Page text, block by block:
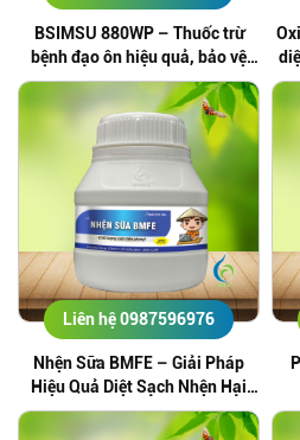
BSIMSU 880WP – Thuốc trừ
bệnh đạo ôn hiệu quả, bảo vệ
cây trồng bền vững
Liên hệ 0987596976
Nhện Sữa BMFE – Giải Pháp
Hiệu Quả Diệt Sạch Nhện Hại
Cây Trồng